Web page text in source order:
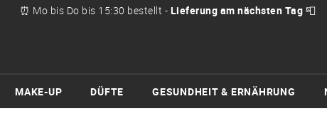
⏰ Mo bis Do bis 15:30 bestellt - Lieferung am nächsten Tag 📮
MAKE-UP DÜFTE GESUNDHEIT & ERNÄHRUNG